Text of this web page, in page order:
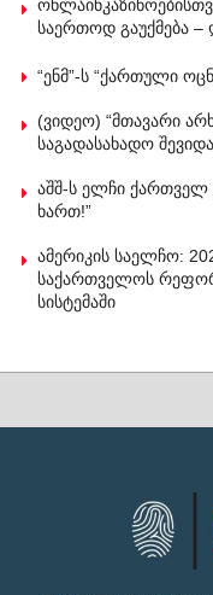
საერთოდ გაუქმება –
“ენმ”-ს “ქართული
(ვიდეო) “მთავარი
საგადასახადო
აშშ-ს ელჩი ქართველ
ხართ!”
ამერიკის საელჩო:
საქართველოს
სისტემაში